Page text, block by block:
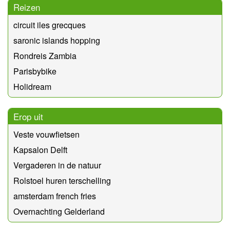
Reizen
circuit iles grecques
saronic islands hopping
Rondreis Zambia
Parisbybike
Holidream
Erop uit
Veste vouwfietsen
Kapsalon Delft
Vergaderen in de natuur
Rolstoel huren terschelling
amsterdam french fries
Overnachting Gelderland